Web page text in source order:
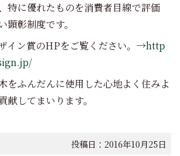
特に優れたものを消費者目線で評価
顕彰制度です。
イン賞のHPをご覧ください。→http
をふんだんに使用した心地よく住みよ
献してまいります。
投稿日：2016年10月25日